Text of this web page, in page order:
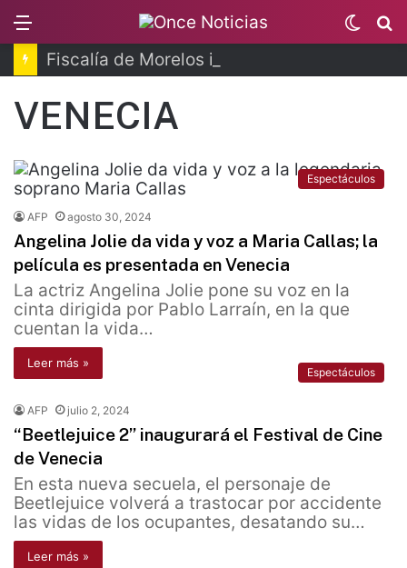
Switch
skin
VENECIA
Espectáculos
AFP agosto 30, 2024
Angelina Jolie da vida y voz a Maria Callas; la
película es presentada en Venecia
La actriz Angelina Jolie pone su voz en la
cinta dirigida por Pablo Larraín, en la que
cuentan la vida…
Leer más »
Espectáculos
AFP julio 2, 2024
“Beetlejuice 2” inaugurará el Festival de Cine
de Venecia
En esta nueva secuela, el personaje de
Beetlejuice volverá a trastocar por accidente
las vidas de los ocupantes, desatando su…
Leer más »